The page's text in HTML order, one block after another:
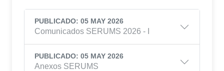
PUBLICADO: 05 MAY 2026
Comunicados SERUMS 2026 - I
PUBLICADO: 05 MAY 2026
Anexos SERUMS